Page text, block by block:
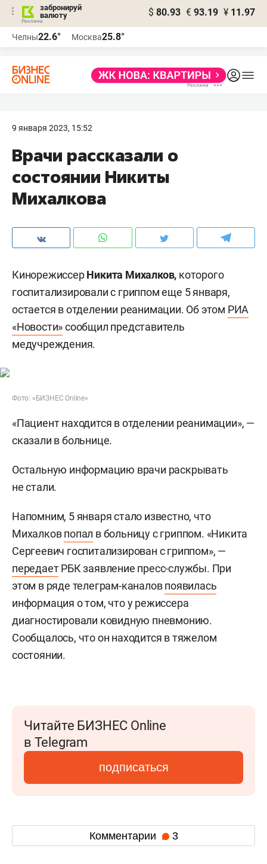
забронируй
валюту
$ 80.93 € 93.19 ¥ 11.97
Челны22.6° Москва25.8°
9 января 2023, 15:52
Врачи рассказали о
состоянии Никиты
Михалкова
КинорежиссерНикита Михалков, которого
госпитализировали с гриппом еще 5 января,
остается в отделении реанимации. Об этом РИА
«Новости»сообщил представитель
медучреждения.
Фото: «БИЗНЕС Online»
«Пациент находится в отделении реанимации», —
сказали в больнице.
Остальную информацию врачи раскрывать
не стали.
Напомним, 5 января стало известно, что
Михалковпопал в больницу с гриппом. «Никита
Сергеевич госпитализирован с гриппом», —
передаетРБК заявление пресс-службы. При
этом в ряде телеграм-каналовпоявилась
информация о том, что у режиссера
диагностировали ковидную пневмонию.
Сообщалось, что он находится в тяжелом
состоянии.
Читайте БИЗНЕС Online
в Telegram
подписаться
Комментарии 3